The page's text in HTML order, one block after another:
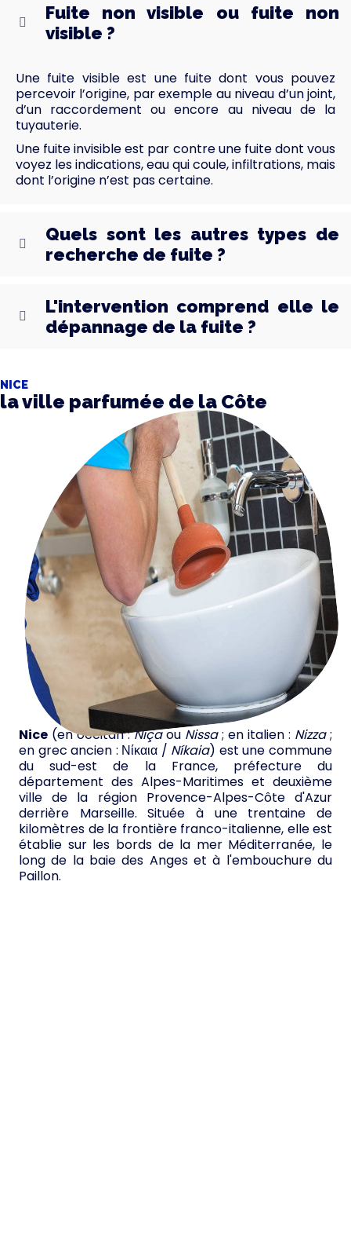
Fuite non visible ou fuite non
visible ?
Une fuite visible est une fuite dont vous pouvez
percevoir l’origine, par exemple au niveau d’un joint,
d’un raccordement ou encore au niveau de la
tuyauterie.
Une fuite invisible est par contre une fuite dont vous
voyez les indications, eau qui coule, infiltrations, mais
dont l’origine n’est pas certaine.
Quels sont les autres types de
recherche de fuite ?
L'intervention comprend elle le
dépannage de la fuite ?
NICE
la ville parfumée de la Côte
Nice (en occitan :Niçaou Nissa; en italien : Nizza;
en grec ancien : Νίκαια / Níkaia) est une commune
du sud-est de la France, préfecture du
département des Alpes-Maritimes et deuxième
ville de la région Provence-Alpes-Côte d'Azur
derrière Marseille. Située à une trentaine de
kilomètres de la frontière franco-italienne, elle est
établie sur les bords de la mer Méditerranée, le
long de la baie des Anges et à l'embouchure du
Paillon.